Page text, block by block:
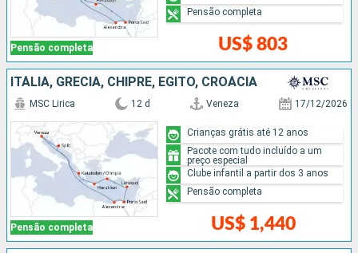
Pensão completa US$ 803
Pensão completa
ITÁLIA, GRÉCIA, CHIPRE, EGITO, CROÁCIA
Pensão completa
MSC Lirica 12 d Veneza 17/12/2026
US$ 1,440
Crianças grátis até 12 anos
Pacote com tudo incluído a um
preço especial
Clube infantil a partir dos 3 anos
Pensão completa